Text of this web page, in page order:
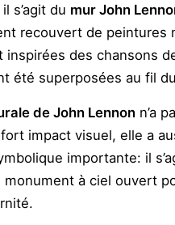
s’agit du mur John
recouvert de peintures
inspirées des chansons
été superposées au fil
de John Lennon n’a
impact visuel, elle a
importante: il
monument à ciel ouvert